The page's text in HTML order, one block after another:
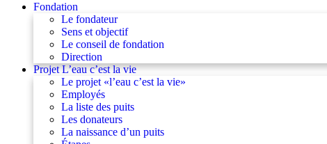
Fondation
Le fondateur
Sens et objectif
Le conseil de fondation
Direction
Projet L’eau c’est la vie
Le projet «l’eau c’est la vie»
Employés
La liste des puits
Les donateurs
La naissance d’un puits